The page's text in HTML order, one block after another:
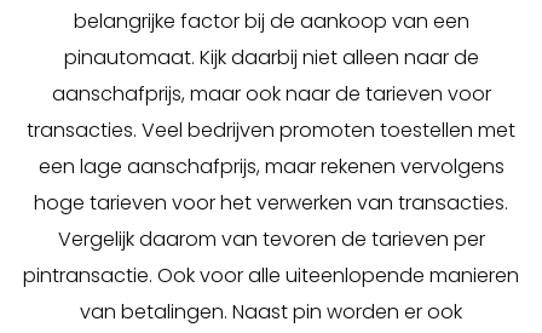
belangrijke factor bij de aankoop van een
pinautomaat. Kijk daarbij niet alleen naar de
aanschafprijs, maar ook naar de tarieven voor
transacties. Veel bedrijven promoten toestellen met
een lage aanschafprijs, maar rekenen vervolgens
hoge tarieven voor het verwerken van transacties.
Vergelijk daarom van tevoren de tarieven per
pintransactie. Ook voor alle uiteenlopende manieren
van betalingen. Naast pin worden er ook